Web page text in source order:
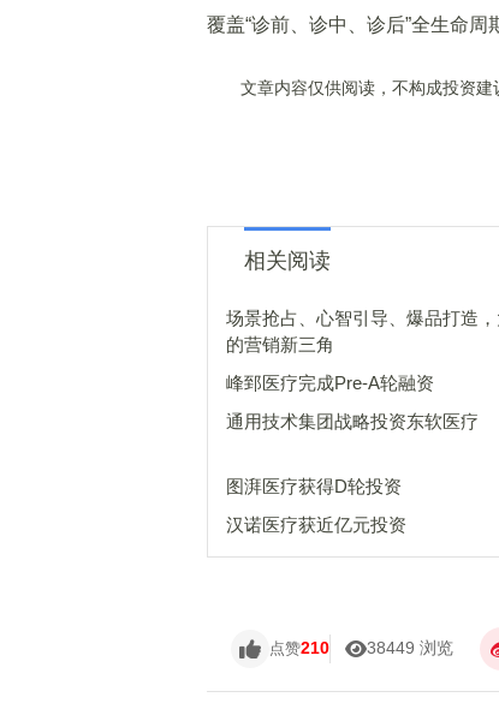
覆盖“诊前、诊中、诊后”全生命周
文章内容仅供阅读，不构成投资建
相关阅读
场景抢占、心智引导、爆品打造
的营销新三角
峰郅医疗完成Pre-A轮融资
通用技术集团战略投资东软医疗
图湃医疗获得D轮投资
汉诺医疗获近亿元投资
点赞210 38449 浏览